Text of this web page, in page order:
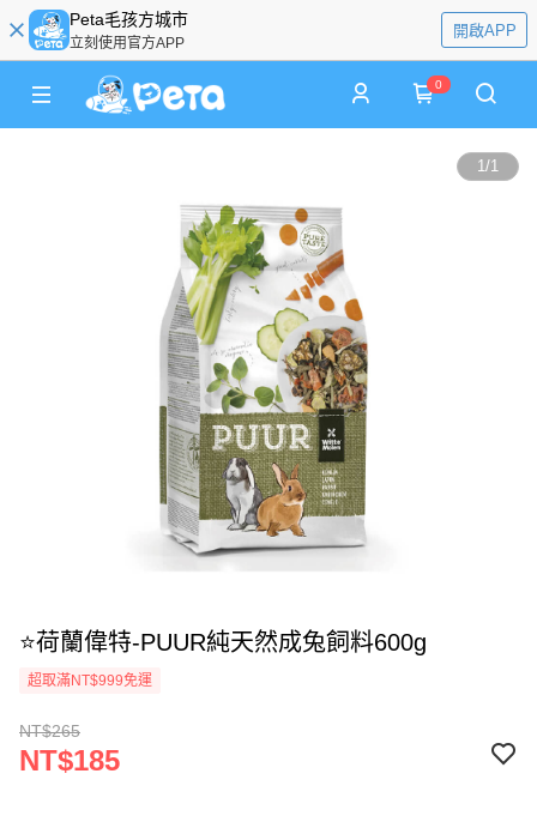
Peta毛孩方城市
立刻使用官方APP
開啟APP
0
1/1
⭐荷蘭偉特-PUUR純天然成兔飼料600g
超取滿NT$999免運
NT$265
NT$185